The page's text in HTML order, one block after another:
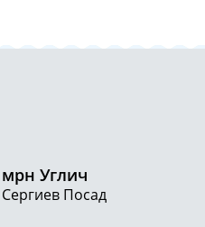
мрн Углич
Сергиев Посад